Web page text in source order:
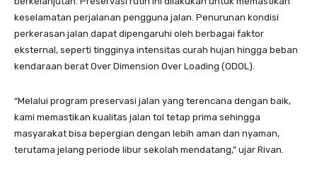
keselamatan perjalanan pengguna jalan. Penurunan kondisi
perkerasan jalan dapat dipengaruhi oleh berbagai faktor
eksternal, seperti tingginya intensitas curah hujan hingga beban
kendaraan berat Over Dimension Over Loading (ODOL).
“Melalui program preservasi jalan yang terencana dengan baik,
kami memastikan kualitas jalan tol tetap prima sehingga
masyarakat bisa bepergian dengan lebih aman dan nyaman,
terutama jelang periode libur sekolah mendatang,” ujar Rivan.